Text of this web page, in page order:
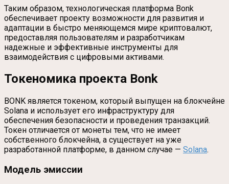
Таким образом, технологическая платформа Bonk
обеспечивает проекту возможности для развития и
адаптации в быстро меняющемся мире криптовалют,
предоставляя пользователям и разработчикам
надежные и эффективные инструменты для
взаимодействия с цифровыми активами.
Токеномика проекта Bonk
BONK является токеном, который выпущен на блокчейне
Solana и использует его инфраструктуру для
обеспечения безопасности и проведения транзакций.
Токен отличается от монеты тем, что не имеет
собственного блокчейна, а существует на уже
разработанной платформе, в данном случае — Solana.
Модель эмиссии